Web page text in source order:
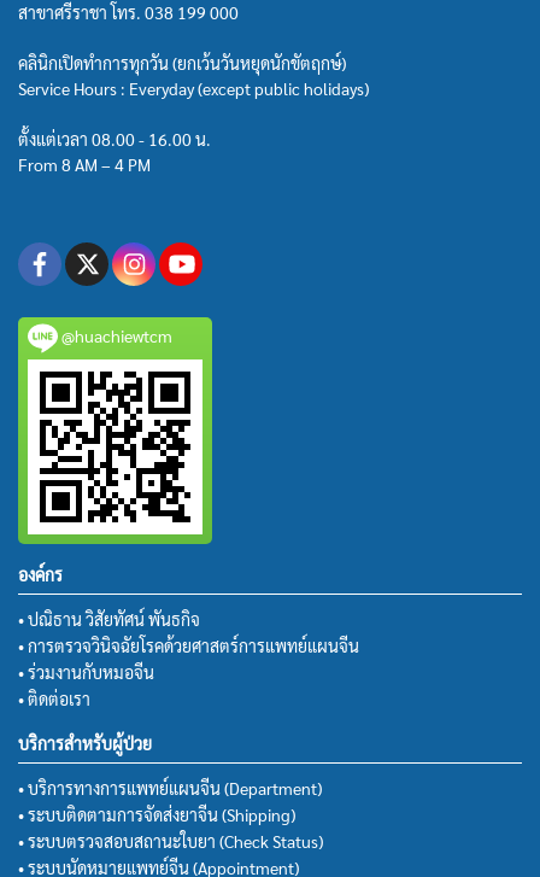
สาขาศรีราชา โทร. 038 199 000
คลินิกเปิดทำการทุกวัน (ยกเว้นวันหยุดนักขัตฤกษ์)
Service Hours : Everyday (except public holidays)
ตั้งแต่เวลา 08.00 - 16.00 น.
From 8 AM – 4 PM
@huachiewtcm
องค์กร
• ปณิธาน วิสัยทัศน์ พันธกิจ
• การตรวจวินิจฉัยโรคด้วยศาสตร์การแพทย์แผนจีน
• ร่วมงานกับหมอจีน
• ติดต่อเรา
บริการสำหรับผู้ป่วย
• บริการทางการแพทย์แผนจีน (Department)
• ระบบติดตามการจัดส่งยาจีน (Shipping)
• ระบบตรวจสอบสถานะใบยา (Check Status)
• ระบบนัดหมายแพทย์จีน (Appointment)